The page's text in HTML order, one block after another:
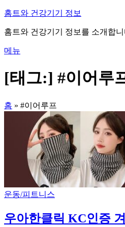
내
으
바
기
홈트와 건강기기 정보
홈트와 건강기기 정보를 소개합니
메뉴
[태그:] #이어루
홈 » #이어루프
운동/피트니스
우아한클릭 KC인증